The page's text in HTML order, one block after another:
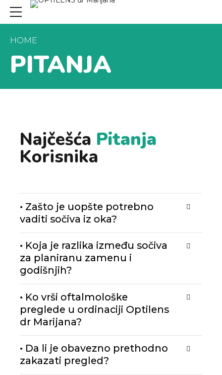
HOME
PITANJA
Najčešća Pitanja
Korisnika
• Zašto je uopšte potrebno
vaditi sočiva iz oka?
• Koja je razlika između sočiva
za planiranu zamenu i
godišnjih?
• Ko vrši oftalmološke
preglede u ordinaciji Optilens
dr Marijana?
• Da li je obavezno prethodno
zakazati pregled?